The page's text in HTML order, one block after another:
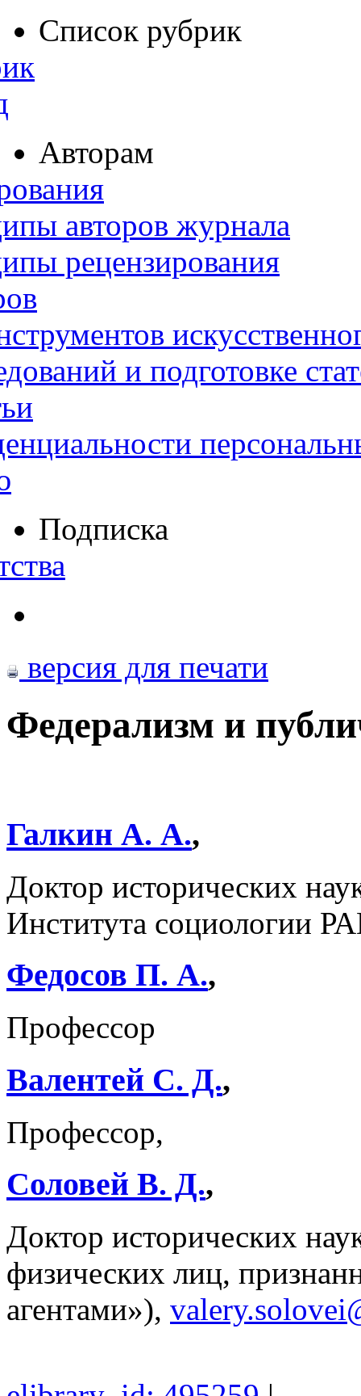
Список рубрик
Авторам
авторов журнала
рецензирования
и подготовке
Подписка
версия для печати
Федерализм и
Галкин А. А.,
Доктор исторических
Института социологии
Федосов П. А.,
Профессор
Валентей С. Д.,
Профессор,
Соловей В. Д.,
Доктор исторических
физических лиц,
агентами»),